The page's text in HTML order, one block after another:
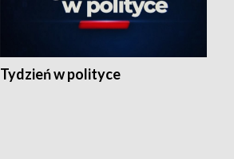
Tydzień w polityce